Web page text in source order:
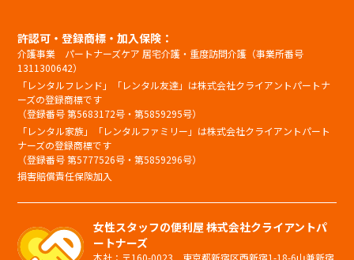
許認可・登録商標・加入保険：
介護事業 パートナーズケア 居宅介護・重度訪問介護（事業所番号
1311300642）
「レンタルフレンド」「レンタル友達」は株式会社クライアントパートナ
ーズの登録商標です
（登録番号 第5683172号・第5859295号）
「レンタル家族」「レンタルファミリー」は株式会社クライアントパート
ナーズの登録商標です
（登録番号 第5777526号・第5859296号）
損害賠償責任保険加入
女性スタッフの便利屋 株式会社クライアントパ
ートナーズ